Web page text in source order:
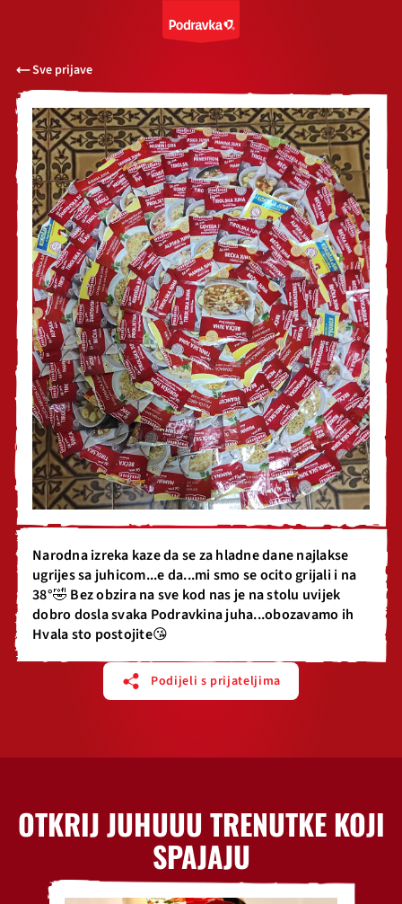
Sve prijave
Narodna izreka kaze da se za hladne dane najlakse
ugrijes sa juhicom...e da...mi smo se ocito grijali i na
38°🤣 Bez obzira na sve kod nas je na stolu uvijek
dobro dosla svaka Podravkina juha...obozavamo ih
Hvala sto postojite😘
Podijeli s prijateljima
OTKRIJ JUHUUU TRENUTKE KOJI
SPAJAJU